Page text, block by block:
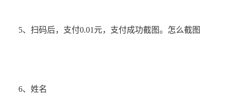
5、扫码后，支付0.01元，支付成功截图。怎么截图
6、姓名